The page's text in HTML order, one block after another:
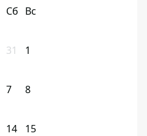
Сб Вс
31 1
7 8
14 15